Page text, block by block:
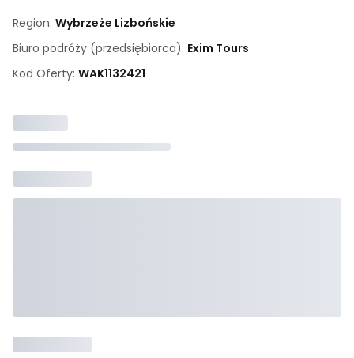
Region: Wybrzeże Lizbońskie
Biuro podróży (przedsiębiorca): Exim Tours
Kod Oferty: WAK1132421